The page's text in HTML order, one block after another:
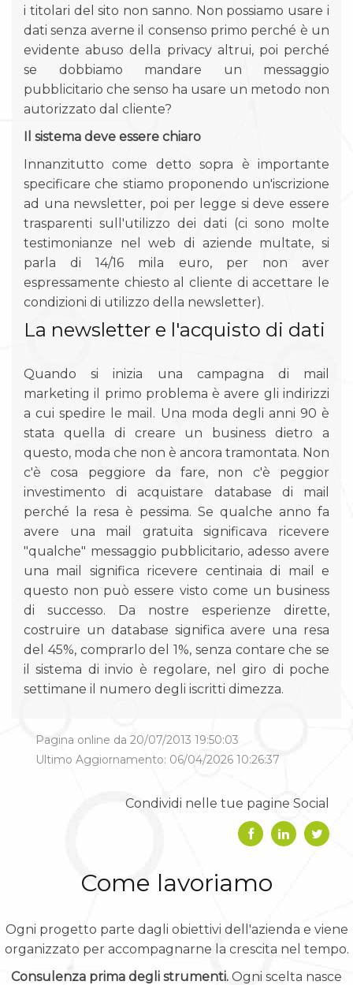
i titolari del sito non sanno. Non possiamo usare i
dati senza averne il consenso primo perché è un
evidente abuso della privacy altrui, poi perché
se dobbiamo mandare un messaggio
pubblicitario che senso ha usare un metodo non
autorizzato dal cliente?
Il sistema deve essere chiaro
Innanzitutto come detto sopra è importante
specificare che stiamo proponendo un'iscrizione
ad una newsletter, poi per legge si deve essere
trasparenti sull'utilizzo dei dati (ci sono molte
testimonianze nel web di aziende multate, si
parla di 14/16 mila euro, per non aver
espressamente chiesto al cliente di accettare le
condizioni di utilizzo della newsletter).
La newsletter e l'acquisto di dati
Quando si inizia una campagna di mail
marketing il primo problema è avere gli indirizzi
a cui spedire le mail. Una moda degli anni 90 è
stata quella di creare un business dietro a
questo, moda che non è ancora tramontata. Non
c'è cosa peggiore da fare, non c'è peggior
investimento di acquistare database di mail
perché la resa è pessima. Se qualche anno fa
avere una mail gratuita significava ricevere
"qualche" messaggio pubblicitario, adesso avere
una mail significa ricevere centinaia di mail e
questo non può essere visto come un business
di successo. Da nostre esperienze dirette,
costruire un database significa avere una resa
del 45%, comprarlo del 1%, senza contare che se
il sistema di invio è regolare, nel giro di poche
settimane il numero degli iscritti dimezza.
Pagina online da 20/07/2013 19:50:03
Ultimo Aggiornamento: 06/04/2026 10:26:37
Condividi nelle tue pagine Social
Come lavoriamo
Ogni progetto parte dagli obiettivi dell'azienda e viene
organizzato per accompagnarne la crescita nel tempo.
Consulenza prima degli strumenti. Ogni scelta nasce